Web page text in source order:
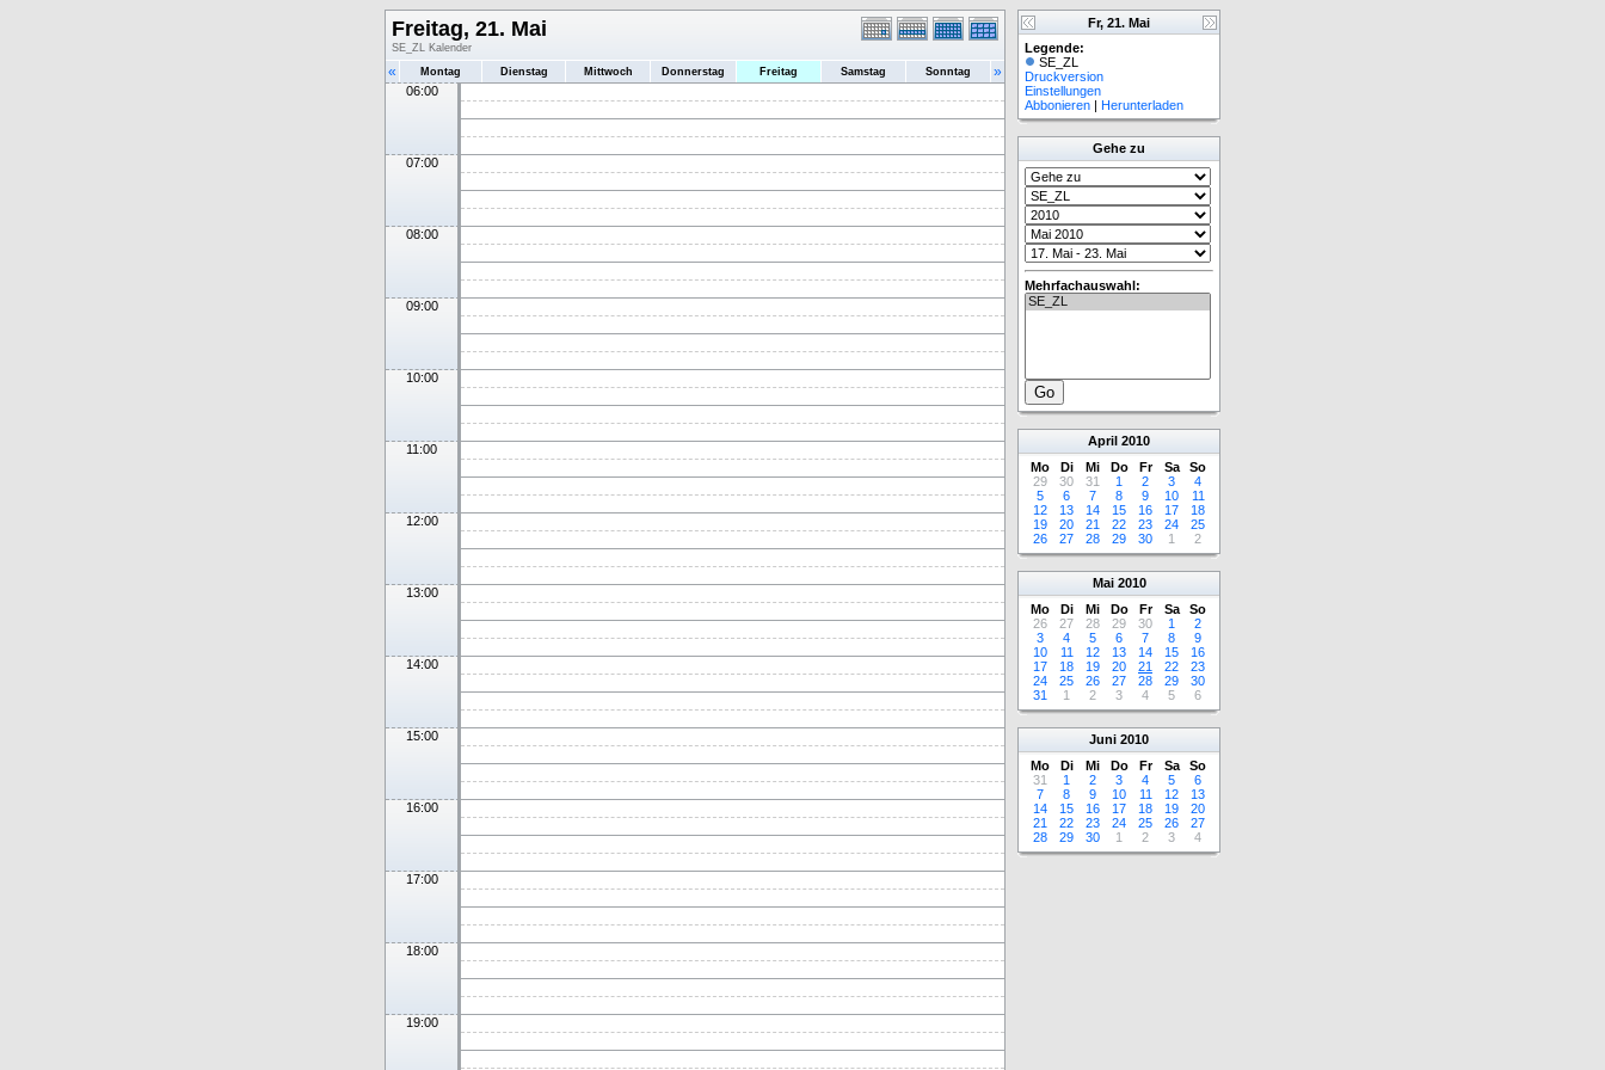
Freitag, 21. Mai
SE_ZL Kalender
« Montag Dienstag Mittwoch Donnerstag Freitag Samstag Sonntag »
06:00
07:00
08:00
09:00
10:00
11:00
12:00
13:00
14:00
15:00
16:00
17:00
18:00
19:00
Fr, 21. Mai
Legende:
SE_ZL
Druckversion
Einstellungen
Abbonieren | Herunterladen
Gehe zu
Mehrfachauswahl:
April 2010
Mo
Di Mi Do Fr Sa
So
29
30 31 1 2 3
4
5
6 7 8 9 10
11
12
13 14 15 16 17
18
19
20 21 22 23 24
25
26
27 28 29 30 1 2
Mai 2010
Mo
Di Mi Do Fr Sa
So
26
27 28 29 30 1
2
3
4 5 6 7 8
9
10
11 12 13 14 15
16
17
18 19 20 21 22
23
24
25 26 27 28 29
30
31
1 2 3 4 5 6
Juni 2010
Mo
Di Mi Do Fr Sa
So
31
1 2 3 4 5
6
7
8 9 10 11 12
13
14
15 16 17 18 19
20
21
22 23 24 25 26
27
28
29 30 1 2 3 4